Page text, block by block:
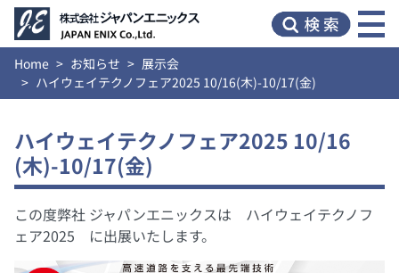
Home お知らせ
展示会
ハイウェイテクノフェア2025 10/16(木)-10/17(金)
ハイウェイテクノフェア2025 10/16
(木)-10/17(金)
この度弊社 ジャパンエニックスは ハイウェイテクノフ
ェア2025 に出展いたします。